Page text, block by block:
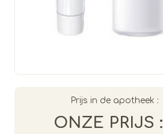
Prijs in de apotheek :
ONZE PRIJS :